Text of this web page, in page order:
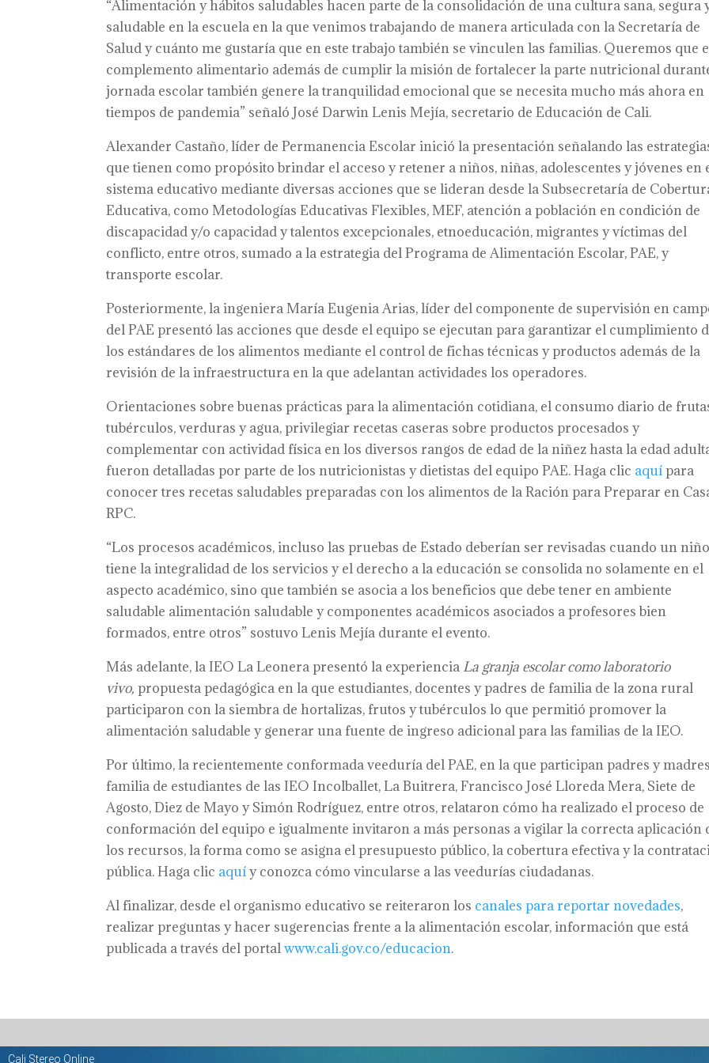
“Alimentación y hábitos saludables hacen parte de la consolidación de una cultura sana, segura
saludable en la escuela en la que venimos trabajando de manera articulada con la Secretaría de
Salud y cuánto me gustaría que en este trabajo también se vinculen las familias. Queremos que
complemento alimentario además de cumplir la misión de fortalecer la parte nutricional
jornada escolar también genere la tranquilidad emocional que se necesita mucho más ahora en
tiempos de pandemia” señaló José Darwin Lenis Mejía, secretario de Educación de Cali.
Alexander Castaño, líder de Permanencia Escolar inició la presentación señalando las
que tienen como propósito brindar el acceso y retener a niños, niñas, adolescentes y jóvenes en
sistema educativo mediante diversas acciones que se lideran desde la Subsecretaría de
Educativa, como Metodologías Educativas Flexibles, MEF, atención a población en condición de
discapacidad y/o capacidad y talentos excepcionales, etnoeducación, migrantes y víctimas del
conflicto, entre otros, sumado a la estrategia del Programa de Alimentación Escolar, PAE, y
transporte escolar.
Posteriormente, la ingeniera María Eugenia Arias, líder del componente de supervisión en
del PAE presentó las acciones que desde el equipo se ejecutan para garantizar el cumplimiento
los estándares de los alimentos mediante el control de fichas técnicas y productos además de la
revisión de la infraestructura en la que adelantan actividades los operadores.
Orientaciones sobre buenas prácticas para la alimentación cotidiana, el consumo diario de
tubérculos, verduras y agua, privilegiar recetas caseras sobre productos procesados y
complementar con actividad física en los diversos rangos de edad de la niñez hasta la edad
fueron detalladas por parte de los nutricionistas y dietistas del equipo PAE. Haga clic aquípara
conocer tres recetas saludables preparadas con los alimentos de la Ración para Preparar en
RPC.
“Los procesos académicos, incluso las pruebas de Estado deberían ser revisadas cuando un niño
tiene la integralidad de los servicios y el derecho a la educación se consolida no solamente en el
aspecto académico, sino que también se asocia a los beneficios que debe tener en ambiente
saludable alimentación saludable y componentes académicos asociados a profesores bien
formados, entre otros” sostuvo Lenis Mejía durante el evento.
Más adelante, la IEO La Leonera presentó la experiencia La granja escolar como laboratorio
vivo, propuesta pedagógica en la que estudiantes, docentes y padres de familia de la zona rural
participaron con la siembra de hortalizas, frutos y tubérculos lo que permitió promover la
alimentación saludable y generar una fuente de ingreso adicional para las familias de la IEO.
Por último, la recientemente conformada veeduría del PAE, en la que participan padres y
familia de estudiantes de las IEO Incolballet, La Buitrera, Francisco José Lloreda Mera, Siete de
Agosto, Diez de Mayo y Simón Rodríguez, entre otros, relataron cómo ha realizado el proceso de
conformación del equipo e igualmente invitaron a más personas a vigilar la correcta aplicación
los recursos, la forma como se asigna el presupuesto público, la cobertura efectiva y la
pública. Haga clic aquíy conozca cómo vincularse a las veedurías ciudadanas.
Al finalizar, desde el organismo educativo se reiteraron los canales para reportar novedades,
realizar preguntas y hacer sugerencias frente a la alimentación escolar, información que está
publicada a través del portalwww.cali.gov.co/educacion.